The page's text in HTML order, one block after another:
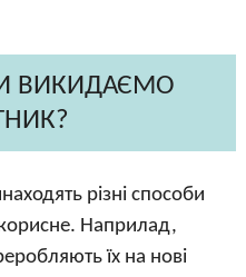
ВИКИДАЄМО
різні способи
корисне. Наприлад,
їх на нові